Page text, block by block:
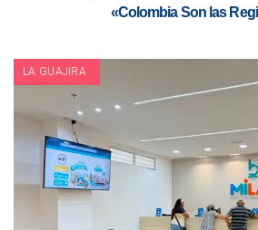
«Colombia Son las
LA GUAJIRA